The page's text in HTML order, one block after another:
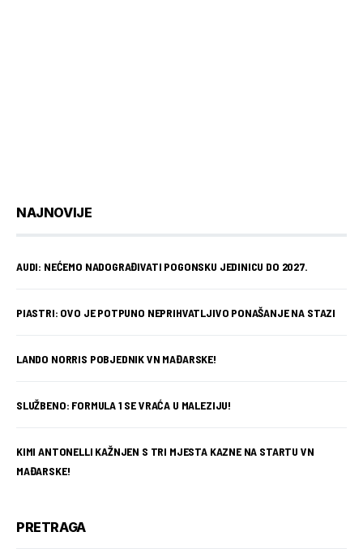
NAJNOVIJE
AUDI: NEĆEMO NADOGRAĐIVATI POGONSKU JEDINICU DO 2027.
PIASTRI: OVO JE POTPUNO NEPRIHVATLJIVO PONAŠANJE NA STAZI
LANDO NORRIS POBJEDNIK VN MAĐARSKE!
SLUŽBENO: FORMULA 1 SE VRAĆA U MALEZIJU!
KIMI ANTONELLI KAŽNJEN S TRI MJESTA KAZNE NA STARTU VN
MAĐARSKE!
PRETRAGA